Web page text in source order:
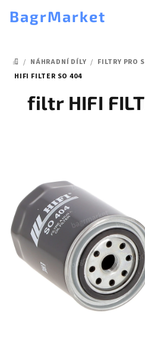
BagrMarket
DOMŮ
/ NÁHRADNÍ DÍLY / FILTRY PRO
HIFI FILTER SO 404
filtr HIFI